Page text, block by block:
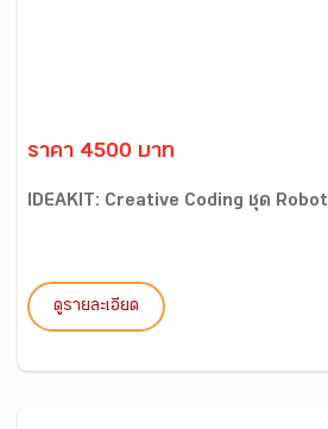
ราคา 4500 บาท
IDEAKIT: Creative Coding ชุด Robot
ดูรายละเอียด